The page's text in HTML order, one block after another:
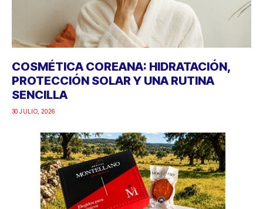
COSMÉTICA COREANA: HIDRATACIÓN,
PROTECCIÓN SOLAR Y UNA RUTINA
SENCILLA
30 JULIO, 2026